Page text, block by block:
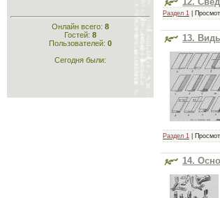
Конструирование
одеждыОнлайн всего: 8
Гостей: 8
Пользователей: 0
Сегодня были:
Раздел 1 |
13.
Раздел 1 |
14.